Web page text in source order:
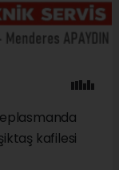
kafilesi